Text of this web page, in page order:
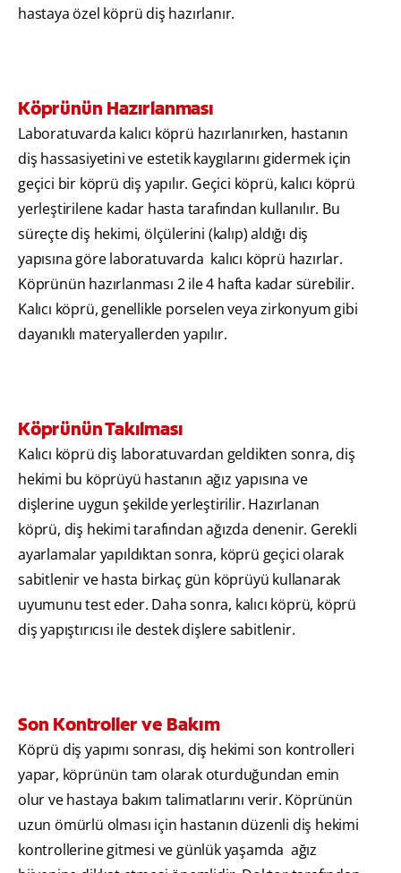
hastaya özel köprü diş hazırlanır.
Köprünün Hazırlanması
Laboratuvarda kalıcı köprü hazırlanırken, hastanın
diş hassasiyetini ve estetik kaygılarını gidermek için
geçici bir köprü diş yapılır. Geçici köprü, kalıcı köprü
yerleştirilene kadar hasta tarafından kullanılır. Bu
süreçte diş hekimi, ölçülerini (kalıp) aldığı diş
yapısına göre laboratuvarda kalıcı köprü hazırlar.
Köprünün hazırlanması 2 ile 4 hafta kadar sürebilir.
Kalıcı köprü, genellikle porselen veya zirkonyum gibi
dayanıklı materyallerden yapılır.
Köprünün Takılması
Kalıcı köprü diş laboratuvardan geldikten sonra, diş
hekimi bu köprüyü hastanın ağız yapısına ve
dişlerine uygun şekilde yerleştirilir. Hazırlanan
köprü, diş hekimi tarafından ağızda denenir. Gerekli
ayarlamalar yapıldıktan sonra, köprü geçici olarak
sabitlenir ve hasta birkaç gün köprüyü kullanarak
uyumunu test eder. Daha sonra, kalıcı köprü, köprü
diş yapıştırıcısı ile destek dişlere sabitlenir.
Son Kontroller ve Bakım
Köprü diş yapımı sonrası, diş hekimi son kontrolleri
yapar, köprünün tam olarak oturduğundan emin
olur ve hastaya bakım talimatlarını verir. Köprünün
uzun ömürlü olması için hastanın düzenli diş hekimi
kontrollerine gitmesi ve günlük yaşamda ağız